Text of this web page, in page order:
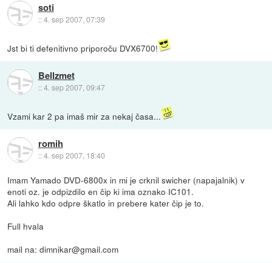
soti
::4. sep 2007, 07:39
Jst bi ti defenitivno priporoču DVX6700!
Bellzmet
::4. sep 2007, 09:47
Vzami kar 2 pa imaš mir za nekaj časa...
romih
::4. sep 2007, 18:40
Imam Yamado DVD-6800x in mi je crknil swicher (napajalnik) v
enoti oz. je odpizdilo en čip ki ima oznako IC101.
Ali lahko kdo odpre škatlo in prebere kater čip je to.
Full hvala
mail na: dimnikar@gmail.com